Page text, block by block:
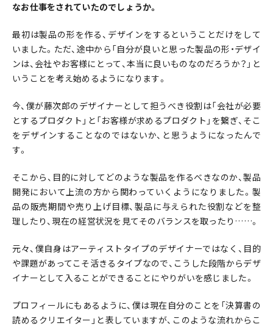
なお仕事をされていたのでしょうか。
最初は製品の形を作る、デザインをするということだけをして
いました。ただ、途中から「自分が良いと思った製品の形・デザイ
ンは、会社やお客様にとって、本当に良いものなのだろうか？」と
いうことを考え始めるようになります。
今、僕が藤次郎のデザイナーとして担うべき役割は「会社が必要
とするプロダクト」と「お客様が求めるプロダクト」を繋ぎ、そこ
をデザインすることなのではないか、と思うようになったんで
す。
そこから、目的に対してどのような製品を作るべきなのか、製品
開発において上流の方から関わっていくようになりました。製
品の販売期間や売り上げ目標、製品に与えられた役割などを整
理したり、現在の経営状況を見てそのバランスを取ったり……。
元々、僕自身はアーティストタイプのデザイナーではなく、目的
や課題があってこそ活きるタイプなので、こうした段階からデザ
イナーとして入ることができることにやりがいを感じました。
プロフィールにもあるように、僕は現在自分のことを「決算書の
読めるクリエイター」と表していますが、このような流れからこ